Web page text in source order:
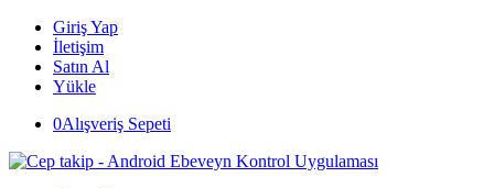
Giriş Yap
İletişim
Satın Al
Yükle
0Alışveriş Sepeti